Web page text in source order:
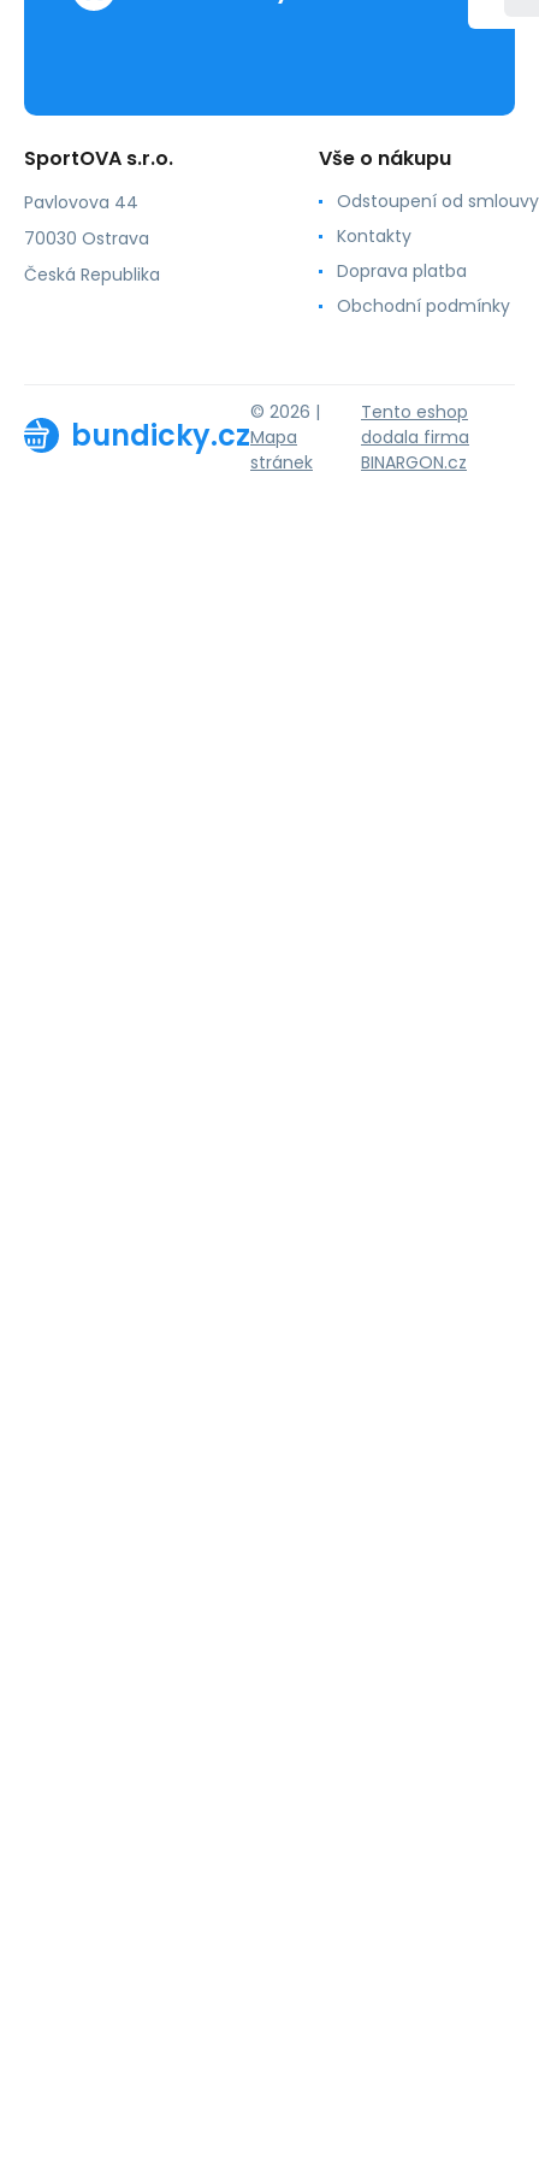
SportOVA s.r.o.
Pavlovova 44
70030 Ostrava
Česká Republika
Vše o nákupu
Odstoupení od smlouvy
Kontakty
Doprava platba
Obchodní podmínky
bundicky.cz
© 2026 |
Mapa
stránek
Tento eshop
dodala firma
BINARGON.cz